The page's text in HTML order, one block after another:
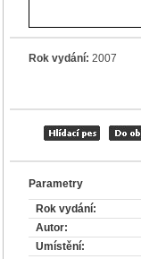
Rok vydání: 2007
Parametry
Rok vydání:
Autor:
Umístění: